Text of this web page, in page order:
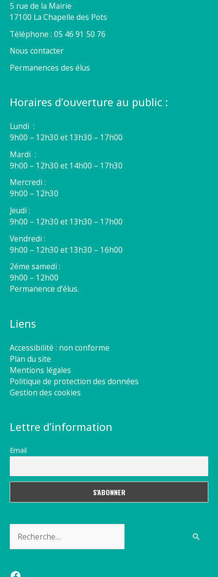
5 rue de la Mairie
17100 La Chapelle des Pots
Téléphone : 05 46 91 50 76
Nous contacter
Permanences des élus
Horaires d’ouverture au public :
Lundi :
9h00 – 12h30 et 13h30 – 17h00
Mardi :
9h00 – 12h30 et 14h00 – 17h30
Mercredi :
9h00 – 12h30
Jeudi :
9h00 – 12h30 et 13h30 – 17h00
Vendredi :
9h00 – 12h30 et 13h30 – 16h00
2éme samedi :
9h00 – 12h00
Permanence d’élus.
Liens
Accessibilité : non conforme
Plan du site
Mentions légales
Politique de protection des données
Gestion des cookies
Lettre d’information
Email